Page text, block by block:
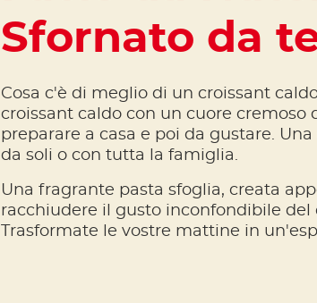
Sfornato da
Cosa c'è di meglio di un croissant
croissant caldo con un cuore cremoso
preparare a casa e poi da gustare.
da soli o con tutta la famiglia.
Una fragrante pasta sfoglia, creata
racchiudere il gusto inconfondibile del
Trasformate le vostre mattine in